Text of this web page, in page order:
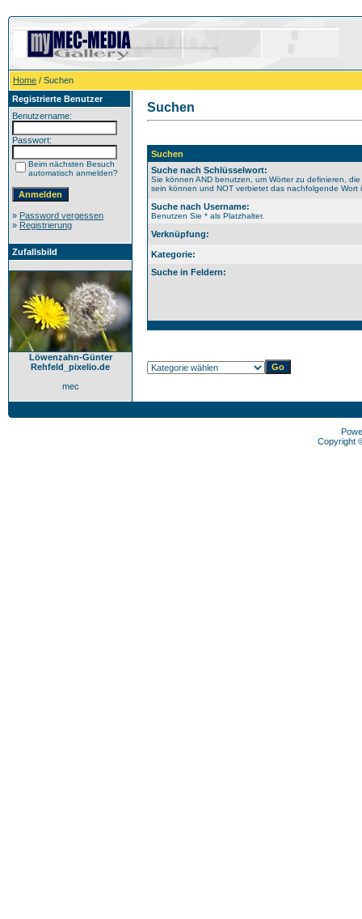
Home / Suchen
Registrierte Benutzer
Benutzername:
Passwort:
Beim nächsten Besuch
automatisch anmelden?
» Password vergessen
» Registrierung
Zufallsbild
Löwenzahn-Günter
Rehfeld_pixelio.de
mec
Suchen
Suchen
Suche nach Schlüsselwort:
Sie können AND benutzen, um Wörter zu definieren,
sein können und NOT verbietet das nachfolgende Wort
Suche nach Username:
Benutzen Sie * als Platzhalter.
Verknüpfung:
Kategorie:
Suche in Feldern:
Copyright